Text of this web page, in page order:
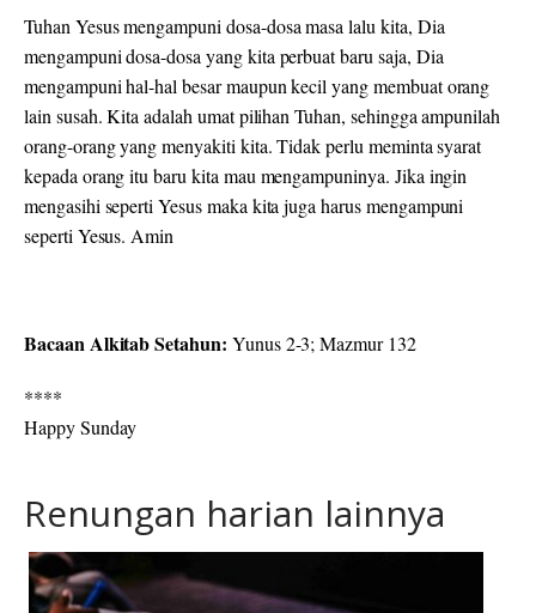
Tuhan Yesus mengampuni dosa-dosa masa lalu kita, Dia
mengampuni dosa-dosa yang kita perbuat baru saja, Dia
mengampuni hal-hal besar maupun kecil yang membuat orang
lain susah. Kita adalah umat pilihan Tuhan, sehingga ampunilah
orang-orang yang menyakiti kita. Tidak perlu meminta syarat
kepada orang itu baru kita mau mengampuninya. Jika ingin
mengasihi seperti Yesus maka kita juga harus mengampuni
seperti Yesus. Amin
Bacaan Alkitab Setahun: Yunus 2-3; Mazmur 132
****
Happy Sunday
Renungan harian lainnya